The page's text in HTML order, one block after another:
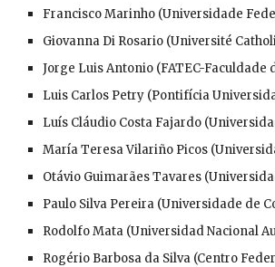
Francisco Marinho (Universidade
Giovanna Di Rosario (Université
Jorge Luis Antonio (FATEC-
Luis Carlos Petry (Pontifícia
Luís Cláudio Costa Fajardo
María Teresa Vilariño Picos
Otávio Guimarães Tavares
Paulo Silva Pereira (Universidade de
Rodolfo Mata (Universidad Nacional
Rogério Barbosa da Silva (Centro